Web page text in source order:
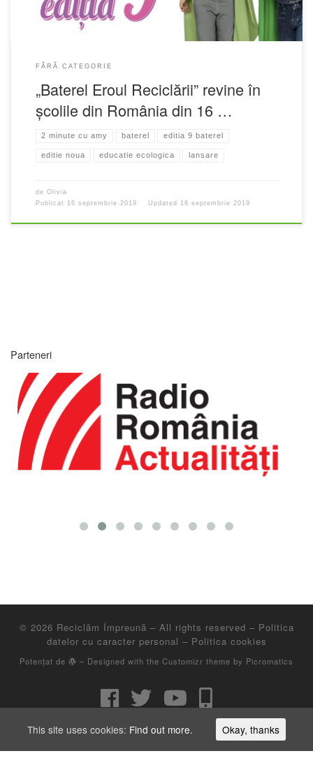
FĂRĂ CATEGORIE
„Baterel Eroul Reciclării” revine în
școlile din România din 16 …
2 minute cu amy baterel editia 9 baterel
editie noua educatie ecologica lansare
de Olivia
Publicat
16 septembrie 2019 Updated 16 septembrie 2019
Parteneri
© 2026 Reciclăm Împreună – All rights reserved – Politica
datelor cu caracter personal – Politica cookies
Potențat de – Designed with the Customizr theme by Picromatics
Asociatia Environ este operator de date cu caracter personal, inscris in registrul de
evidenta a prelucrarilor de date cu caracter personal sub numarul 27263.
This site uses cookies: Find out more. Okay, thanks